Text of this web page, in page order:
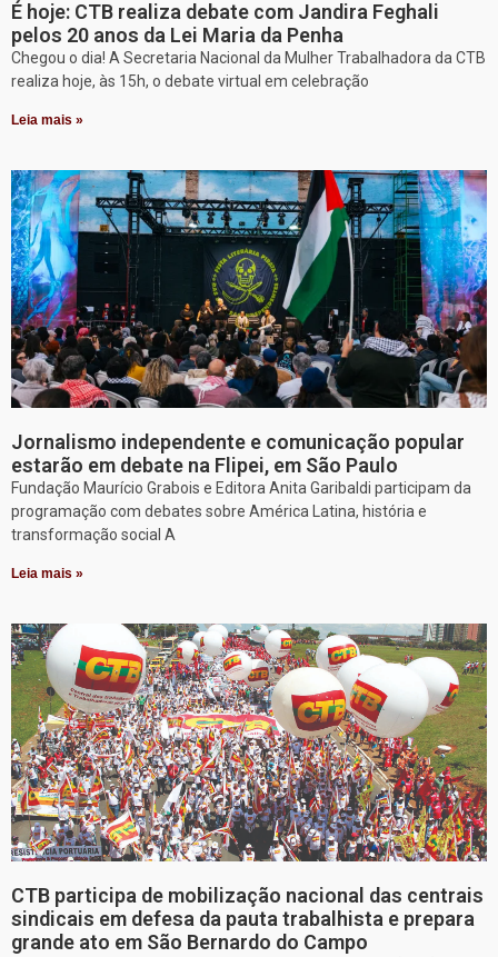
É hoje: CTB realiza debate com Jandira Feghali
pelos 20 anos da Lei Maria da Penha
Chegou o dia! A Secretaria Nacional da Mulher Trabalhadora da CTB
realiza hoje, às 15h, o debate virtual em celebração
Leia mais »
Jornalismo independente e comunicação popular
estarão em debate na Flipei, em São Paulo
Fundação Maurício Grabois e Editora Anita Garibaldi participam da
programação com debates sobre América Latina, história e
transformação social A
Leia mais »
CTB participa de mobilização nacional das centrais
sindicais em defesa da pauta trabalhista e prepara
grande ato em São Bernardo do Campo